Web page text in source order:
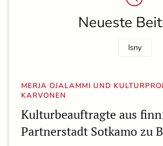
Neueste
Isny
MERJA OJALAMMI UND
KARVONEN
Kulturbeauftragte aus
Partnerstadt Sotkamo zu